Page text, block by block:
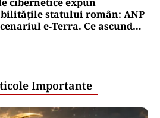
statului român: ANP
e‑Terra. Ce ascund
Importante